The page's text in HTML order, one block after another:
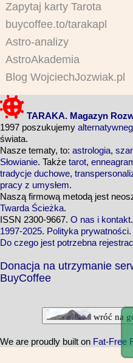
Zapytaj karty Tarota
buycoffee.to/tarakapl
Astro-analizy
AstroAkademia
Blog WojciechJozwiak.pl
TARAKA. Magazyn
1997 poszukujemy
świata.
Nasze tematy, to: astrologia,
Słowianie. Także tarot,
tradycje duchowe,
pracy z umysłem.
Naszą firmową metodą jest
Twarda Ścieżka.
ISSN 2300-9667. O nas i kontakt.
1997-2025. Polityka prywatności.
Do czego jest potrzebna
Donacja na utrzymanie
BuyCoffee
wróć na
We are proudly built on Fat-Free